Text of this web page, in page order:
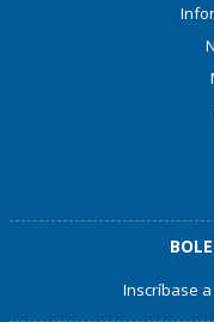
Inscríbase